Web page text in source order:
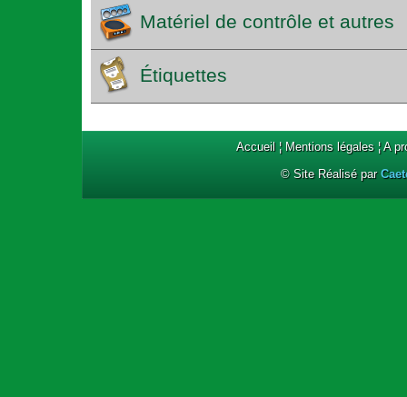
Matériel de contrôle et autres
Étiquettes
Accueil¦ Mentions légales¦A
© Site Réalisé par